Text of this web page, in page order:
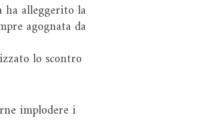
ha alleggerito la
agognata da
lo scontro
implodere i